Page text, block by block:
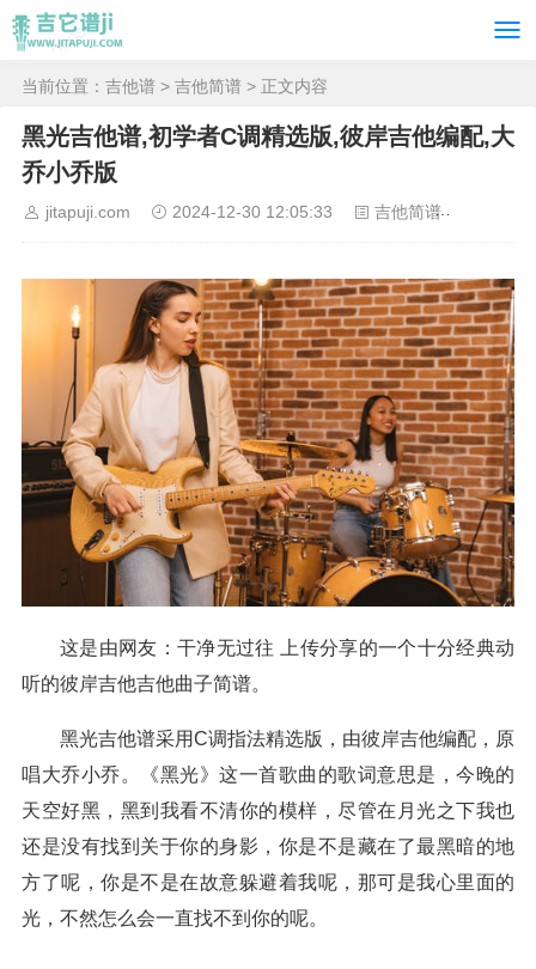
当前位置： 吉他谱 > 吉他简谱 > 正文内容
黑光吉他谱,初学者C调精选版,彼岸吉他编配,大
乔小乔版
jitapuji.com 2024-12-30 12:05:33 吉他简谱
这是由网友：干净无过往 上传分享的一个十分经典动
听的彼岸吉他吉他曲子简谱。
黑光吉他谱采用C调指法精选版，由彼岸吉他编配，原
唱大乔小乔。《黑光》这一首歌曲的歌词意思是，今晚的
天空好黑，黑到我看不清你的模样，尽管在月光之下我也
还是没有找到关于你的身影，你是不是藏在了最黑暗的地
方了呢，你是不是在故意躲避着我呢，那可是我心里面的
光，不然怎么会一直找不到你的呢。